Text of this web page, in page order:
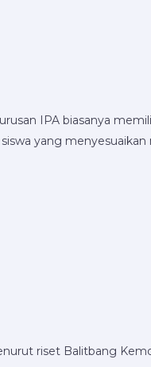
IPA biasanya
yang
riset Balitbang